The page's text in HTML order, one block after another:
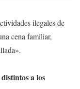
ilegales de
cena familiar,
a los